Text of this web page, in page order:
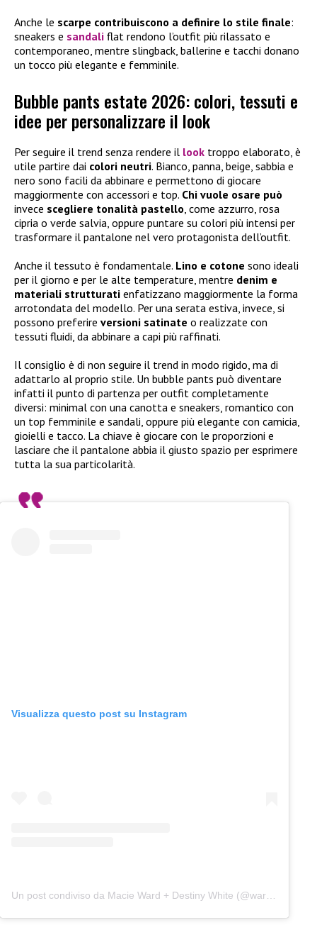
Anche le scarpe contribuiscono a definire lo stile finale:
sneakers e sandali flat rendono l’outfit più rilassato e
contemporaneo, mentre slingback, ballerine e tacchi donano
un tocco più elegante e femminile.
Bubble pants estate 2026: colori, tessuti e
idee per personalizzare il look
Per seguire il trend senza rendere il look troppo elaborato, è
utile partire dai colori neutri. Bianco, panna, beige, sabbia e
nero sono facili da abbinare e permettono di giocare
maggiormente con accessori e top. Chi vuole osare può
invece scegliere tonalità pastello , come azzurro, rosa
cipria o verde salvia, oppure puntare su colori più intensi per
trasformare il pantalone nel vero protagonista dell’outfit.
Anche il tessuto è fondamentale. Lino e cotone sono ideali
per il giorno e per le alte temperature, mentre denim e
materiali strutturati enfatizzano maggiormente la forma
arrotondata del modello. Per una serata estiva, invece, si
possono preferire versioni satinate o realizzate con
tessuti fluidi, da abbinare a capi più raffinati.
Il consiglio è di non seguire il trend in modo rigido, ma di
adattarlo al proprio stile. Un bubble pants può diventare
infatti il punto di partenza per outfit completamente
diversi: minimal con una canotta e sneakers, romantico con
un top femminile e sandali, oppure più elegante con camicia,
gioielli e tacco. La chiave è giocare con le proporzioni e
lasciare che il pantalone abbia il giusto spazio per esprimere
tutta la sua particolarità.
Visualizza questo post su Instagram